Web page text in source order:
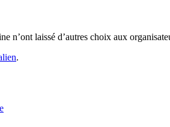
n’ont laissé d’autres choix aux
.